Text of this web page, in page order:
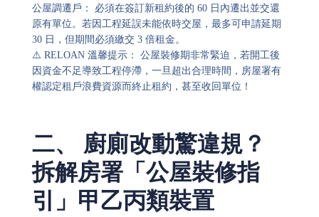
公屋調遷戶： 必須在簽訂新租約後的 60 日內遷出並交還
原有單位。若因工程延誤未能依時交屋，最多可申請延期
30 日，但期間必須繳交 3 倍租金。
⚠️ RELOAN 溫馨提示： 公屋裝修期非常緊迫，若開工後
因資金不足導致工程停滯，一旦超出合理時間，房屋署有
權認定租戶浪費資源而終止租約，甚至收回單位！
二、 廚廁改動驚違規？
拆解房署「公屋裝修指
引」甲乙丙類裝置